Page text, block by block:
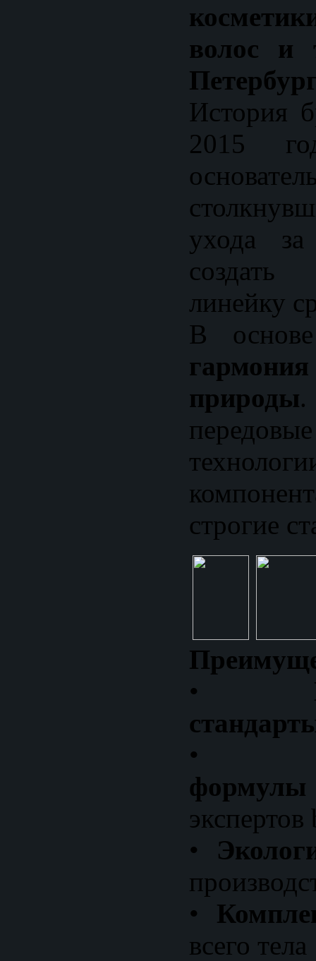
волос и
История
2015
ухода
линейку
В
природы
строгие
•
•
формулы
•
•
всего тела